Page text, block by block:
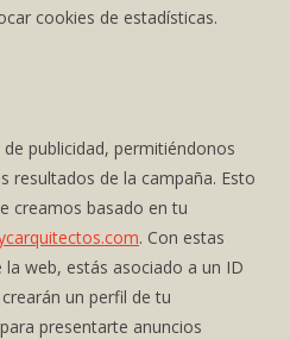
cookies de estadísticas.
publicidad, permitiéndonos
resultados de la campaña. Esto
creamos basado en tu
. Con estas
web, estás asociado a un ID
un perfil de tu
presentarte anuncios